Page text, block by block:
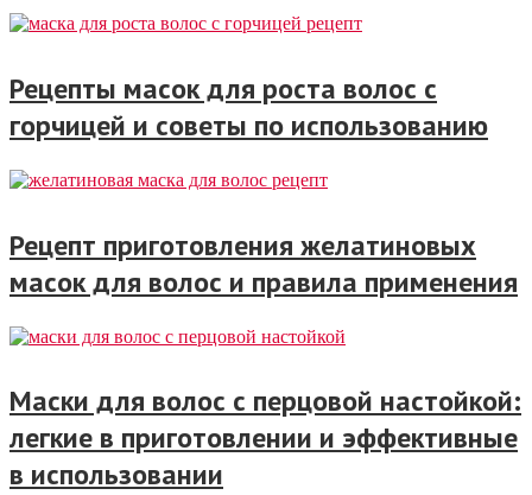
Рецепты масок для роста волос с
горчицей и советы по использованию
Рецепт приготовления желатиновых
масок для волос и правила применения
Маски для волос с перцовой настойкой:
легкие в приготовлении и эффективные
в использовании